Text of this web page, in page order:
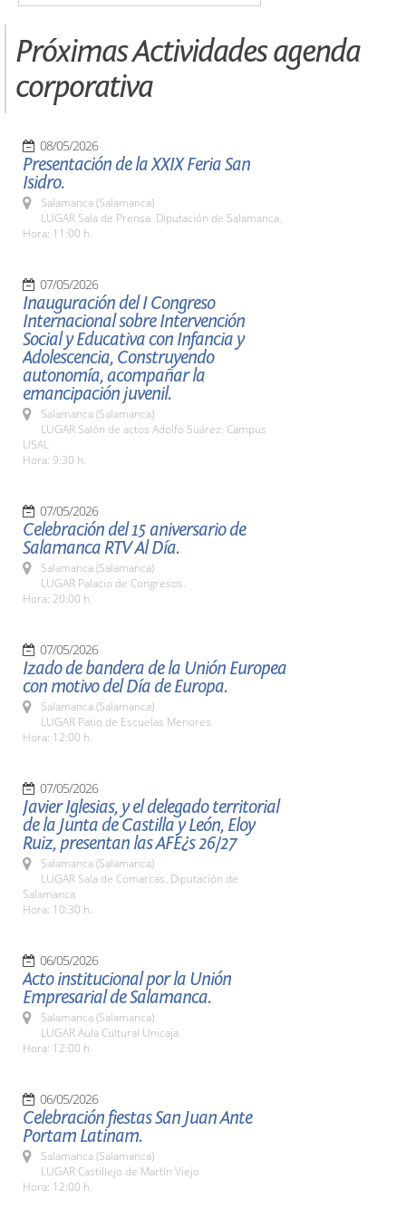
Próximas Actividades agenda
corporativa
08/05/2026
Presentación de la XXIX Feria San
Isidro.
Salamanca (Salamanca)
LUGAR Sala de Prensa. Diputación de Salamanca.
Hora: 11:00 h.
07/05/2026
Inauguración del I Congreso
Internacional sobre Intervención
Social y Educativa con Infancia y
Adolescencia, Construyendo
autonomía, acompañar la
emancipación juvenil.
Salamanca (Salamanca)
LUGAR Salón de actos Adolfo Suárez. Campus
USAL
Hora: 9:30 h.
07/05/2026
Celebración del 15 aniversario de
Salamanca RTV Al Día.
Salamanca (Salamanca)
LUGAR Palacio de Congresos.
Hora: 20:00 h.
07/05/2026
Izado de bandera de la Unión Europea
con motivo del Día de Europa.
Salamanca (Salamanca)
LUGAR Patio de Escuelas Menores
Hora: 12:00 h.
07/05/2026
Javier Iglesias, y el delegado territorial
de la Junta de Castilla y León, Eloy
Ruiz, presentan las AFE¿s 26/27
Salamanca (Salamanca)
LUGAR Sala de Comarcas. Diputación de
Salamanca
Hora: 10:30 h.
06/05/2026
Acto institucional por la Unión
Empresarial de Salamanca.
Salamanca (Salamanca)
LUGAR Aula Cultural Unicaja
Hora: 12:00 h.
06/05/2026
Celebración fiestas San Juan Ante
Portam Latinam.
Salamanca (Salamanca)
LUGAR Castillejo de Martín Viejo
Hora: 12:00 h.